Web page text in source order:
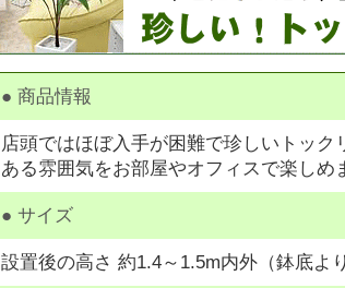
● 商品情報
店頭ではほぼ入手が困難で珍しいトッ
ある雰囲気をお部屋やオフィスで楽しめ
● サイズ
設置後の高さ 約1.4～1.5m内外（鉢底よ